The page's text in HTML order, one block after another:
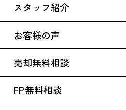
スタッフ紹介
お客様の声
売却無料相談
FP無料相談